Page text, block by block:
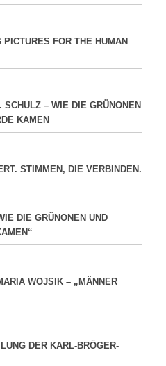
FOR THE HUMAN
– WIE DIE GRÜNONEN
KAMEN
STIMMEN, DIE VERBINDEN.
DIE GRÜNONEN UND
WOJSIK – „MÄNNER
DER KARL-BRÖGER-